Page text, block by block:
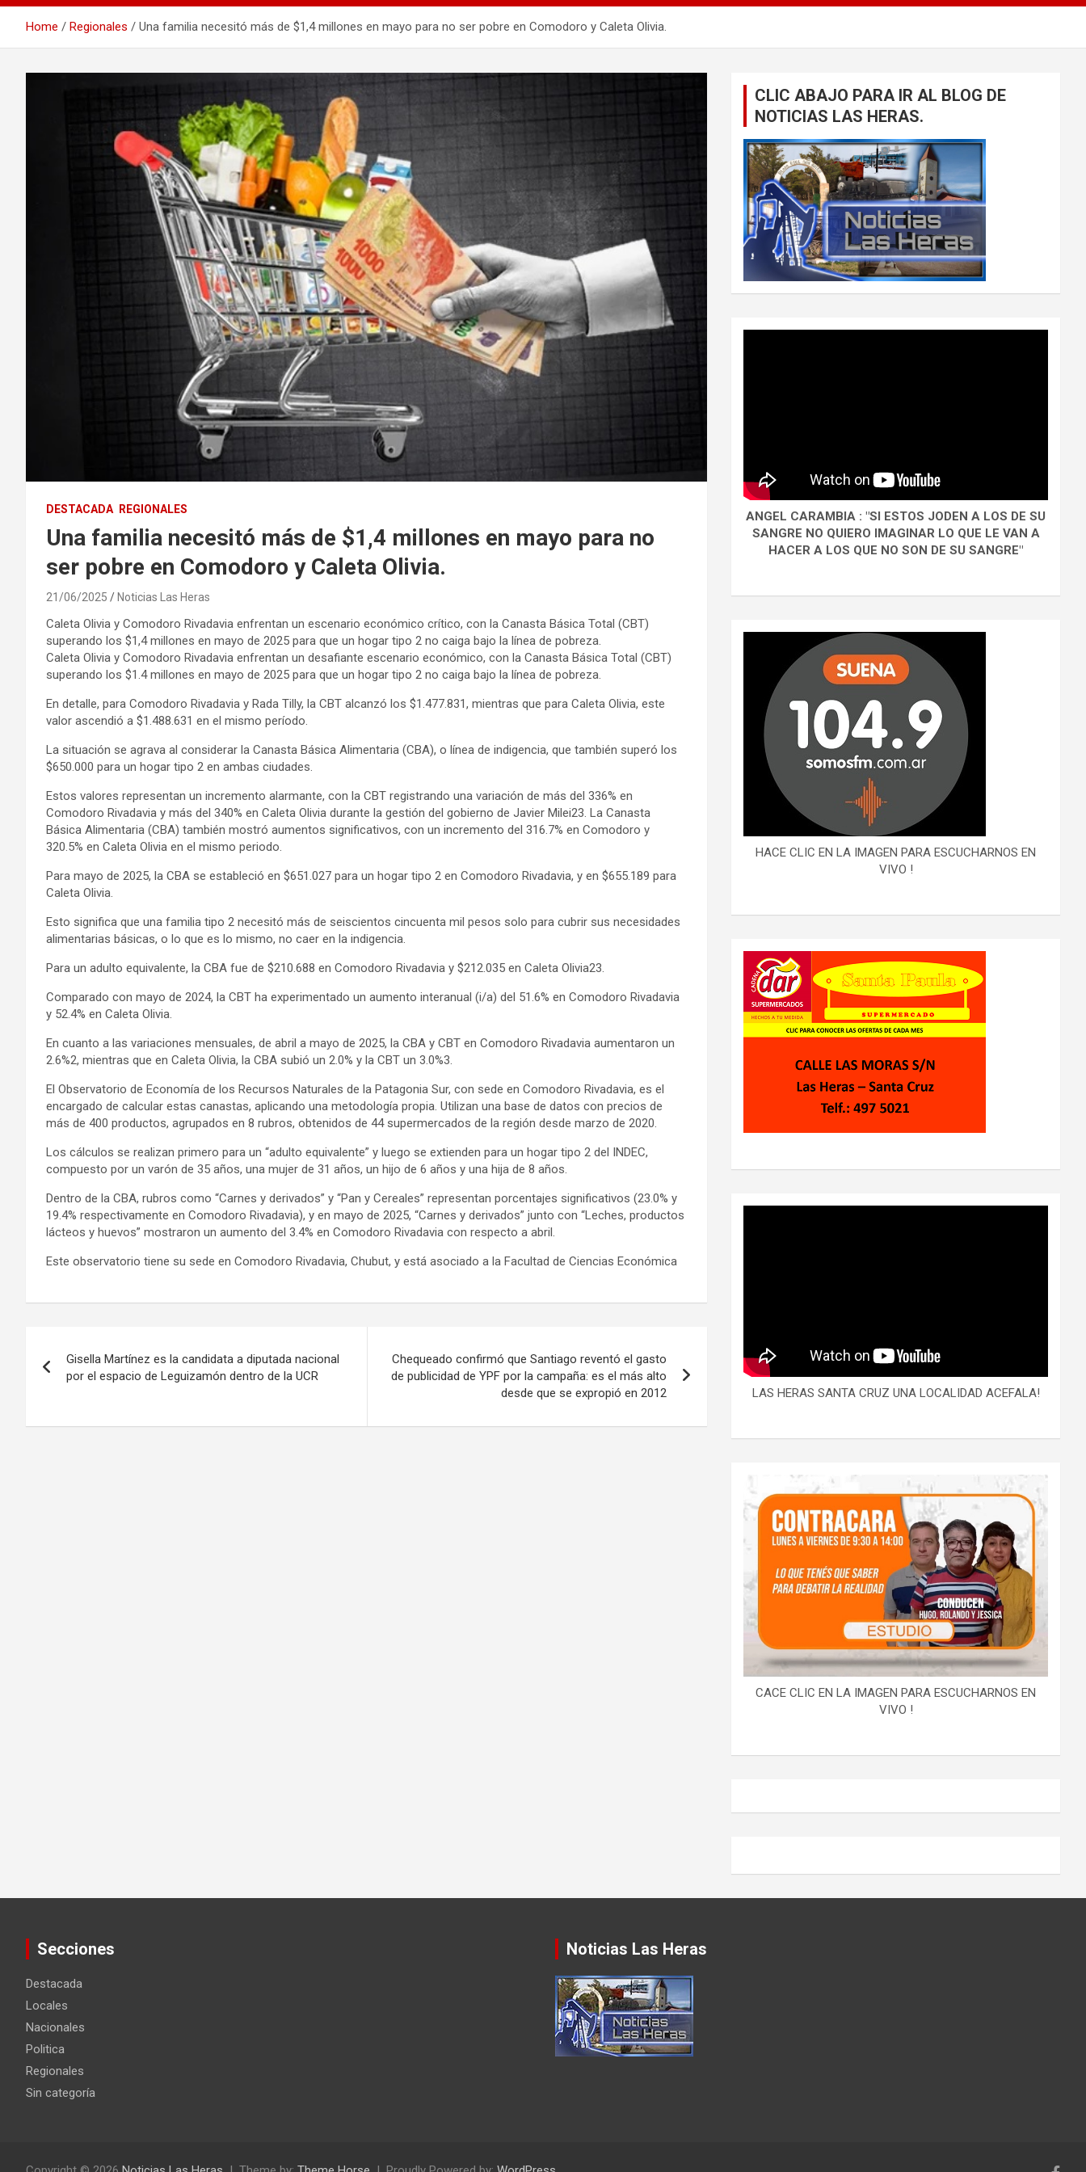
Home Regionales Una familia necesitó más de $1,4 millones en mayo para no ser pobre en Comodoro y Caleta Olivia.
DESTACADA REGIONALES
Una familia necesitó más de $1,4 millones en mayo para no
ser pobre en Comodoro y Caleta Olivia.
21/06/2025 Noticias Las Heras
Caleta Olivia y Comodoro Rivadavia enfrentan un escenario económico crítico, con la Canasta Básica Total (CBT)
superando los $1,4 millones en mayo de 2025 para que un hogar tipo 2 no caiga bajo la línea de pobreza.
Caleta Olivia y Comodoro Rivadavia enfrentan un desafiante escenario económico, con la Canasta Básica Total (CBT)
superando los $1.4 millones en mayo de 2025 para que un hogar tipo 2 no caiga bajo la línea de pobreza.
En detalle, para Comodoro Rivadavia y Rada Tilly, la CBT alcanzó los $1.477.831, mientras que para Caleta Olivia, este
valor ascendió a $1.488.631 en el mismo período.
La situación se agrava al considerar la Canasta Básica Alimentaria (CBA), o línea de indigencia, que también superó los
$650.000 para un hogar tipo 2 en ambas ciudades.
Estos valores representan un incremento alarmante, con la CBT registrando una variación de más del 336% en
Comodoro Rivadavia y más del 340% en Caleta Olivia durante la gestión del gobierno de Javier Milei23. La Canasta
Básica Alimentaria (CBA) también mostró aumentos significativos, con un incremento del 316.7% en Comodoro y
320.5% en Caleta Olivia en el mismo periodo.
Para mayo de 2025, la CBA se estableció en $651.027 para un hogar tipo 2 en Comodoro Rivadavia, y en $655.189 para
Caleta Olivia.
Esto significa que una familia tipo 2 necesitó más de seiscientos cincuenta mil pesos solo para cubrir sus necesidades
alimentarias básicas, o lo que es lo mismo, no caer en la indigencia.
Para un adulto equivalente, la CBA fue de $210.688 en Comodoro Rivadavia y $212.035 en Caleta Olivia23.
Comparado con mayo de 2024, la CBT ha experimentado un aumento interanual (i/a) del 51.6% en Comodoro Rivadavia
y 52.4% en Caleta Olivia.
En cuanto a las variaciones mensuales, de abril a mayo de 2025, la CBA y CBT en Comodoro Rivadavia aumentaron un
2.6%2, mientras que en Caleta Olivia, la CBA subió un 2.0% y la CBT un 3.0%3.
El Observatorio de Economía de los Recursos Naturales de la Patagonia Sur, con sede en Comodoro Rivadavia, es el
encargado de calcular estas canastas, aplicando una metodología propia. Utilizan una base de datos con precios de
más de 400 productos, agrupados en 8 rubros, obtenidos de 44 supermercados de la región desde marzo de 2020.
Los cálculos se realizan primero para un “adulto equivalente” y luego se extienden para un hogar tipo 2 del INDEC,
compuesto por un varón de 35 años, una mujer de 31 años, un hijo de 6 años y una hija de 8 años.
Dentro de la CBA, rubros como “Carnes y derivados” y “Pan y Cereales” representan porcentajes significativos (23.0% y
19.4% respectivamente en Comodoro Rivadavia), y en mayo de 2025, “Carnes y derivados” junto con “Leches, productos
lácteos y huevos” mostraron un aumento del 3.4% en Comodoro Rivadavia con respecto a abril.
Este observatorio tiene su sede en Comodoro Rivadavia, Chubut, y está asociado a la Facultad de Ciencias Económica
de
Gisella Martínez es la candidata a diputada nacional
por el espacio de Leguizamón dentro de la UCR
Chequeado confirmó que Santiago reventó el gasto
de publicidad de YPF por la campaña: es el más alto
desde que se expropió en 2012
CLIC ABAJO PARA IR AL BLOG DE
NOTICIAS LAS HERAS.
ANGEL CARAMBIA : "SI ESTOS JODEN A LOS DE SU
SANGRE NO QUIERO IMAGINAR LO QUE LE VAN A
HACER A LOS QUE NO SON DE SU SANGRE"
HACE CLIC EN LA IMAGEN PARA ESCUCHARNOS EN
VIVO !
LAS HERAS SANTA CRUZ UNA LOCALIDAD ACEFALA!
CACE CLIC EN LA IMAGEN PARA ESCUCHARNOS EN
VIVO !
Secciones
Destacada
Locales
Nacionales
Politica
Regionales
Sin categoría
Noticias Las Heras